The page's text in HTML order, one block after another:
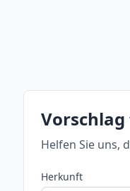
Helfen Sie uns,
Herkunft